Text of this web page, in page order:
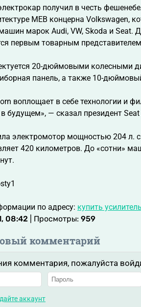
получил в честь
MEB концерна Volkswagen,
марок Audi, VW, Skoda и Seat.
первым товарным
20-дюймовыми колесными
панель, а также 10-
воплощает в себе технологии и
будущем», — сказал президент
электромотор мощностью 204 л.
420 километров. До «сотни»
по адресу: купить
08:42 | Просмотры: 959
комментарий
комментария, пожалуйста
аккаунт